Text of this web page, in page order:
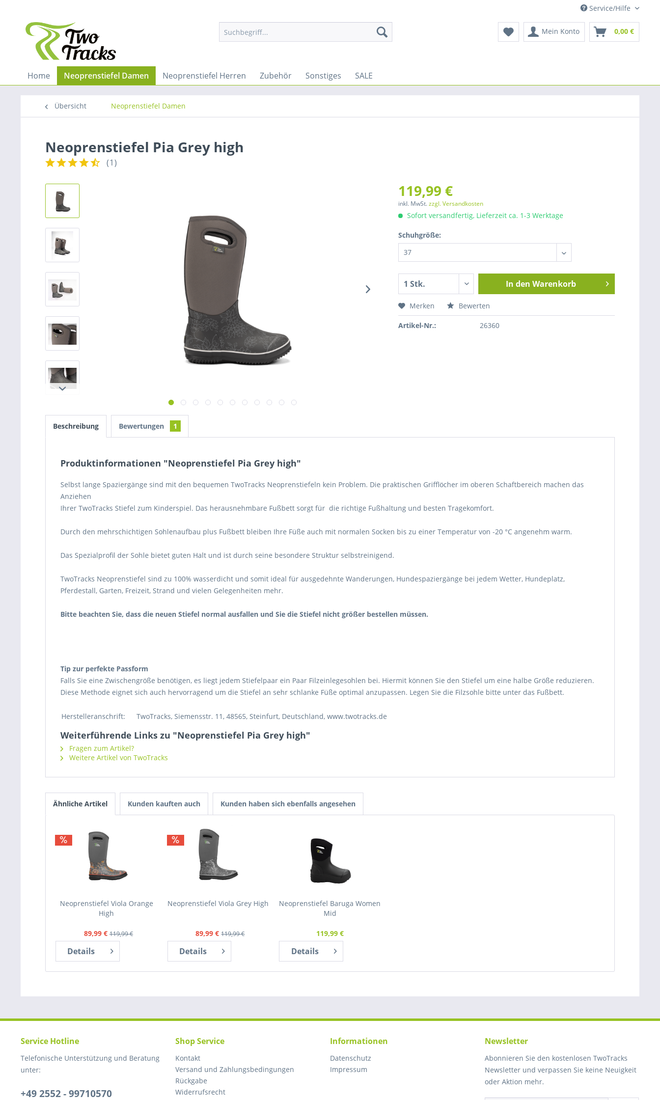
Service/Hilfe
Mein Konto 0,00 €
Home Neoprenstiefel Damen Neoprenstiefel Herren Zubehör Sonstiges SALE
Übersicht Neoprenstiefel Damen
Neoprenstiefel Pia Grey high
(1)
119,99 €
inkl. MwSt.zzgl. Versandkosten
Sofort versandfertig, Lieferzeit ca. 1-3 Werktage
Schuhgröße:
In den Warenkorb
Merken Bewerten
Artikel-Nr.: 26360
Beschreibung Bewertungen 1
Produktinformationen "Neoprenstiefel Pia Grey high"
Selbst lange Spaziergänge sind mit den bequemen TwoTracks Neoprenstiefeln kein Problem. Die praktischen Grifflöcher im oberen Schaftbereich machen das
Anziehen
Ihrer TwoTracks Stiefel zum Kinderspiel. Das herausnehmbare Fußbett sorgt für die richtige Fußhaltung und besten Tragekomfort.
Durch den mehrschichtigen Sohlenaufbau plus Fußbett bleiben Ihre Füße auch mit normalen Socken bis zu einer Temperatur von -20 °C angenehm warm.
Das Spezialprofil der Sohle bietet guten Halt und ist durch seine besondere Struktur selbstreinigend.
TwoTracks Neoprenstiefel sind zu 100% wasserdicht und somit ideal für ausgedehnte Wanderungen, Hundespaziergänge bei jedem Wetter, Hundeplatz,
Pferdestall, Garten, Freizeit, Strand und vielen Gelegenheiten mehr.
Bitte beachten Sie, dass die neuen Stiefel normal ausfallen und Sie die Stiefel nicht größer bestellen müssen.
Tip zur perfekte Passform
Falls Sie eine Zwischengröße benötigen, es liegt jedem Stiefelpaar ein Paar Filzeinlegesohlen bei. Hiermit können Sie den Stiefel um eine halbe Größe reduzieren.
Diese Methode eignet sich auch hervorragend um die Stiefel an sehr schlanke Füße optimal anzupassen. Legen Sie die Filzsohle bitte unter das Fußbett.
Herstelleranschrift: TwoTracks, Siemensstr. 11, 48565, Steinfurt, Deutschland, www.twotracks.de
Weiterführende Links zu "Neoprenstiefel Pia Grey high"
Fragen zum Artikel?
Weitere Artikel von TwoTracks
Ähnliche Artikel Kunden kauften auch Kunden haben sich ebenfalls angesehen
Neoprenstiefel Viola Orange
High
89,99 € 119,99 €
Details
Neoprenstiefel Viola Grey High
89,99 € 119,99 €
Details
Neoprenstiefel Baruga Women
Mid
119,99 €
Details
Service Hotline
Telefonische Unterstützung und Beratung
unter:
+49 2552 - 99710570
Shop Service
Kontakt
Versand und Zahlungsbedingungen
Rückgabe
Widerrufsrecht
Informationen
Datenschutz
Impressum
Newsletter
Abonnieren Sie den kostenlosen TwoTracks
Newsletter und verpassen Sie keine Neuigkeit
oder Aktion mehr.